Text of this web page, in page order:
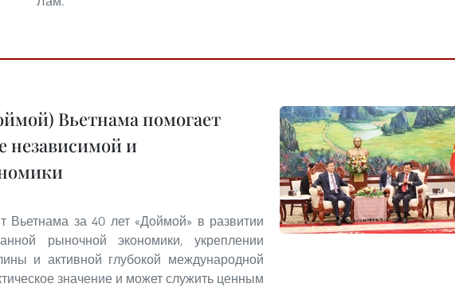
Вьетнама помогает
независимой и
Вьетнама за 40 лет «Доймой» в развитии
рыночной экономики, укреплении
и активной глубокой международной
значение и может служить ценным